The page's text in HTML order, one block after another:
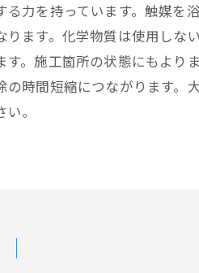
る力を持っています。触媒を
ります。化学物質は使用しな
す。施工箇所の状態にもより
の時間短縮につながります。
。